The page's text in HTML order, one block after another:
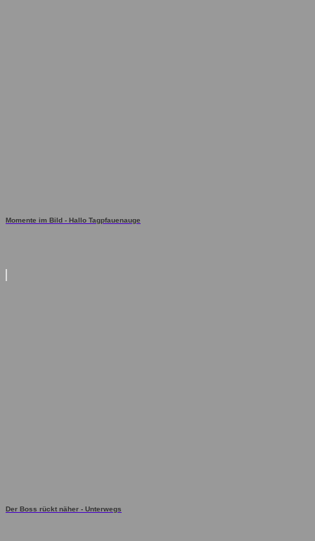
Momente im Bild - Hallo Tagpfauenauge
Der Boss rückt näher - Unterwegs